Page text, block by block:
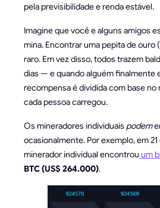
pela previsibilidade e renda estável.
Imagine que você e alguns amigos
mina. Encontrar uma pepita de ouro
raro. Em vez disso, todos trazem
dias — e quando alguém finalmente
recompensa é dividida com base no
cada pessoa carregou.
Os mineradores individuais podem
ocasionalmente. Por exemplo, em
minerador individual encontrou um
BTC (US$ 264.000).